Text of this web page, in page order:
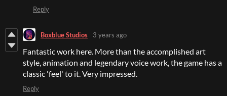
Reply
Boxblue Studios 3 years ago
Fantastic work here. More than the accomplished art
style, animation and legendary voice work, the game has a
classic 'feel' to it. Very impressed.
Reply